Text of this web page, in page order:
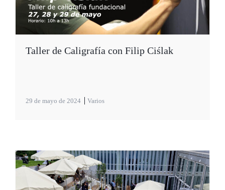
Taller de Caligrafía con Filip Ciślak
29 de mayo de 2024 Varios